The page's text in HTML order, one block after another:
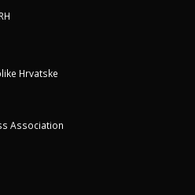
Hrvatske
Association